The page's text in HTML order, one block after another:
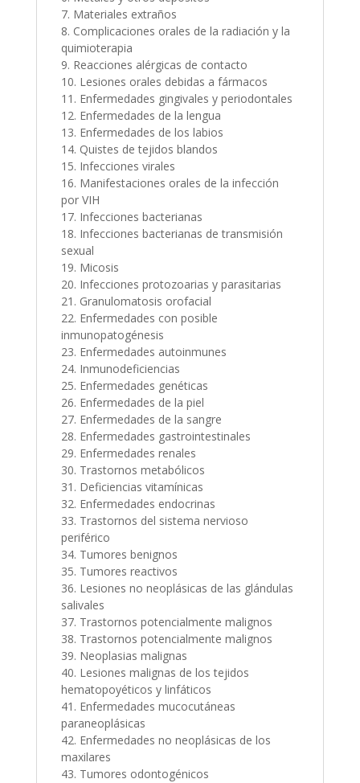
7. Materiales extraños
8. Complicaciones orales de la radiación y la
quimioterapia
9. Reacciones alérgicas de contacto
10. Lesiones orales debidas a fármacos
11. Enfermedades gingivales y periodontales
12. Enfermedades de la lengua
13. Enfermedades de los labios
14. Quistes de tejidos blandos
15. Infecciones virales
16. Manifestaciones orales de la infección
por VIH
17. Infecciones bacterianas
18. Infecciones bacterianas de transmisión
sexual
19. Micosis
20. Infecciones protozoarias y parasitarias
21. Granulomatosis orofacial
22. Enfermedades con posible
inmunopatogénesis
23. Enfermedades autoinmunes
24. Inmunodeficiencias
25. Enfermedades genéticas
26. Enfermedades de la piel
27. Enfermedades de la sangre
28. Enfermedades gastrointestinales
29. Enfermedades renales
30. Trastornos metabólicos
31. Deficiencias vitamínicas
32. Enfermedades endocrinas
33. Trastornos del sistema nervioso
periférico
34. Tumores benignos
35. Tumores reactivos
36. Lesiones no neoplásicas de las glándulas
salivales
37. Trastornos potencialmente malignos
38. Trastornos potencialmente malignos
39. Neoplasias malignas
40. Lesiones malignas de los tejidos
hematopoyéticos y linfáticos
41. Enfermedades mucocutáneas
paraneoplásicas
42. Enfermedades no neoplásicas de los
maxilares
43. Tumores odontogénicos